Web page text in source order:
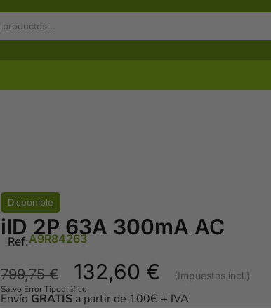
Disponible
iID 2P 63A 300mA AC
Ref:A9R84263
799,75€ 132,60 €
Salvo Error Tipográfico
Envío GRATIS a partir de 100Є + IVA